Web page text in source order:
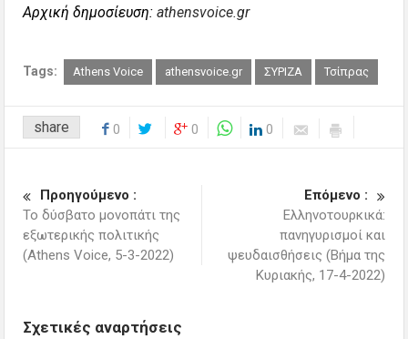
Αρχική δημοσίευση:athensvoice.gr
Tags: Athens Voice athensvoice.gr ΣΥΡΙΖΑ Τσίπρας
share 0 0 0
Προηγούμενο :
Το δύσβατο μονοπάτι της
εξωτερικής πολιτικής
(Athens Voice, 5-3-2022)
Επόμενο :
Ελληνοτουρκικά:
πανηγυρισμοί και
ψευδαισθήσεις (Βήμα της
Κυριακής, 17-4-2022)
Σχετικές αναρτήσεις